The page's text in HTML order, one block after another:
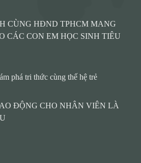
CÙNG HĐND TPHCM MANG
CÁC CON EM HỌC SINH TIÊU
phá tri thức cùng thế hệ trẻ
ĐỘNG CHO NHÂN VIÊN LÀ